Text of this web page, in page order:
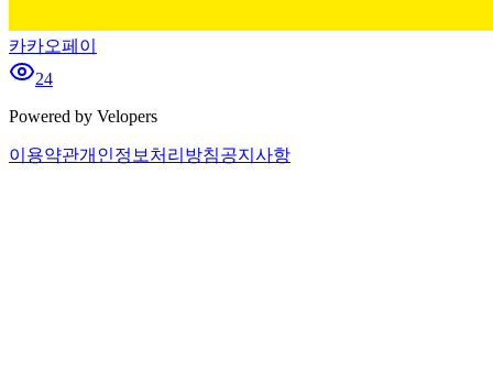
카카오페이
24
Powered by Velopers
이용약관개인정보처리방침공지사항